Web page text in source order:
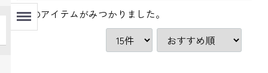
Menu
7件のアイテムがみつかりました。